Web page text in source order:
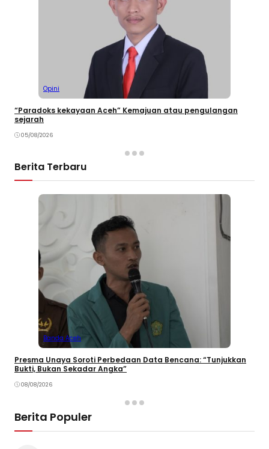
Opini
“Paradoks kekayaan Aceh” Kemajuan atau pengulangan
sejarah
05/08/2026
Berita Terbaru
Banda Aceh
Presma Unaya Soroti Perbedaan Data Bencana: “Tunjukkan
Bukti, Bukan Sekadar Angka”
08/08/2026
Berita Populer